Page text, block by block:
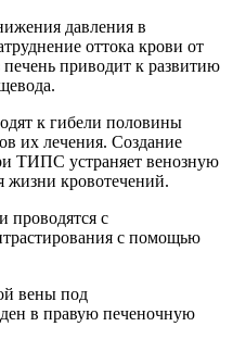
давления в
оттока крови от
приводит к развитию
к гибели половины
их лечения. Создание
ТИПС устраняет венозную
жизни кровотечений.
проводятся с
с помощью